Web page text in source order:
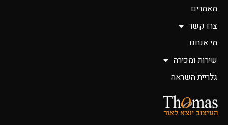
מאמרים
צרו קשר
מי אנחנו
שירות ומכירה
גלריית השראה